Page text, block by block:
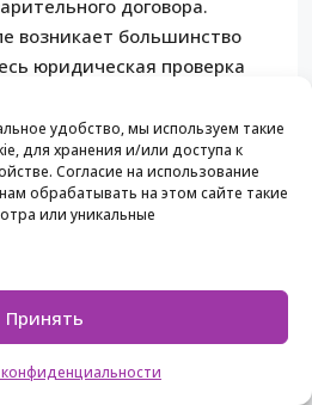
удобство, мы используем такие
для хранения и/или доступа к
Согласие на использование
обрабатывать на этом сайте такие
или уникальные
Принять
договора.
возникает большинство
юридическая проверка
юридическое
сделки в
При покупке апартамента
юриста составит от 400 до
с